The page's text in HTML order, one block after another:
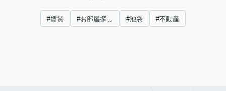
#賃貸 #お部屋探し #池袋 #不動産